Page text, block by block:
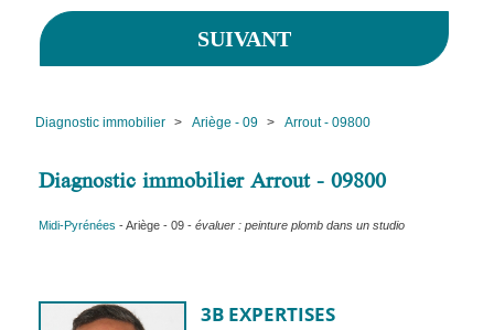
Diagnostic immobilier > Ariège - 09 > Arrout - 09800
Diagnostic immobilier Arrout - 09800
Midi-Pyrénées - Ariège - 09 - évaluer : peinture plomb dans un studio
3B EXPERTISES